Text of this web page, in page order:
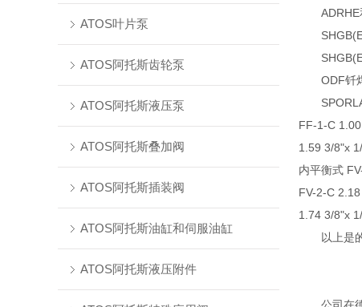
ATOS叶片泵
ATOS阿托斯齿轮泵
ATOS阿托斯液压泵
ATOS阿托斯叠加阀
ATOS阿托斯插装阀
ATOS阿托斯油缸和伺服油缸
ATOS阿托斯液压附件
ADRHE和
SHGB(E)
ODF钎焊
FF-1-C
1.59 3/8"x
内平衡式
FV-2-C
1.74 3/8"x
以上是的